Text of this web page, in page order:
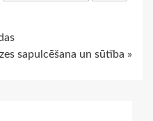
sapulcēšana un sūtība »